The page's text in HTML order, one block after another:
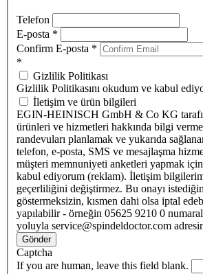
Telefon
E-posta *
Confirm E-posta *
*
Gizlilik Politikası
Gizlilik Politikasını okudum ve kabul
İletişim ve ürün bilgileri
EGIN-HEINISCH GmbH & Co KG
ürünleri ve hizmetleri hakkında bilgi
randevuları planlamak ve yukarıda
telefon, e-posta, SMS ve mesajlaşma
müşteri memnuniyeti anketleri yapmak
kabul ediyorum (reklam). İletişim
geçerliliğini değiştirmez. Bu onayı
göstermeksizin, kısmen dahi olsa iptal
yapılabilir - örneğin 05625 9210 0
yoluyla service@spindeldoctor.com
Gönder
Captcha
If you are human, leave this field blank.